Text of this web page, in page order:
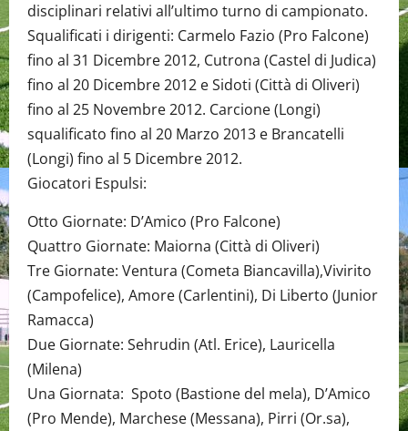
disciplinari relativi all’ultimo turno di campionato.
Squalificati i dirigenti: Carmelo Fazio (Pro Falcone)
fino al 31 Dicembre 2012, Cutrona (Castel di Judica)
fino al 20 Dicembre 2012 e Sidoti (Città di Oliveri)
fino al 25 Novembre 2012. Carcione (Longi)
squalificato fino al 20 Marzo 2013 e Brancatelli
(Longi) fino al 5 Dicembre 2012.
Giocatori Espulsi:
Otto Giornate: D’Amico (Pro Falcone)
Quattro Giornate: Maiorna (Città di Oliveri)
Tre Giornate: Ventura (Cometa Biancavilla),Vivirito
(Campofelice), Amore (Carlentini), Di Liberto (Junior
Ramacca)
Due Giornate: Sehrudin (Atl. Erice), Lauricella
(Milena)
Una Giornata: Spoto (Bastione del mela), D’Amico
(Pro Mende), Marchese (Messana), Pirri (Or.sa),